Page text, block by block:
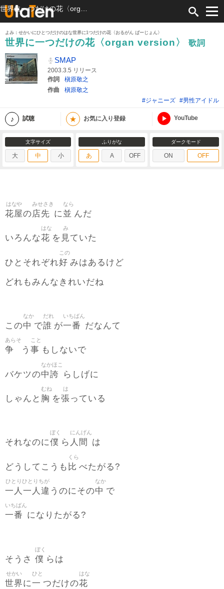
よみ：せかいにひとつだけのはな世界に1つだけの花〈おるがん ばーじょん〉
世界に一つだけの花〈organ version〉
歌詞
SMAP
2003.3.5 リリース
作詞
槇原敬之
作曲
槇原敬之
#ジャニーズ #男性アイドル
試聴 ★ お気に入り登録 YouTube
文字サイズ
大 中 小
ふりがな
あ A OFF
ダークモード
ON OFF
花屋
はなや
の店先
みせさき
に並
なら
んだ
いろんな花
はな
を 見
み
ていた
ひとそれぞれ好
この
みはあるけど
どれもみんなきれいだね
この中
なか
で誰
だれ
が一番
いちばん
だなんて
争
あらそ
う 事
こと
もしないで
バケツの中誇
なかほこ
らしげに
しゃんと 胸
むね
を張
は
っている
それなのに僕
ぼく
ら 人間
にんげん
は
どうしてこうも 比
くら
べたがる?
一人一人違
ひとりひとりちが
うのにその中
なか
で
一番
いちばん
になりたがる?
そうさ 僕
ぼく
らは
世界
せかい
に一
ひと
つだけの花
はな